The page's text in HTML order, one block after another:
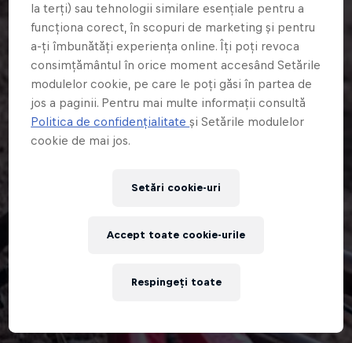
la terți) sau tehnologii similare esențiale pentru a
funcționa corect, în scopuri de marketing și pentru
a-ți îmbunătăți experiența online. Îți poți revoca
consimțământul în orice moment accesând Setările
modulelor cookie, pe care le poți găsi în partea de
jos a paginii. Pentru mai multe informații consultă
Politica de confidențialitateși Setările modulelor
cookie de mai jos.
Setări cookie-uri
Respingeți toate
Accept toate cookie-urile